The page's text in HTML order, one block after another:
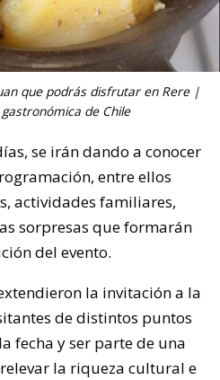
que podrás disfrutar en Rere |
de Chile
se irán dando a conocer
entre ellos
actividades familiares,
sorpresas que formarán
del evento.
la invitación a la
de distintos puntos
fecha y ser parte de una
la riqueza cultural e